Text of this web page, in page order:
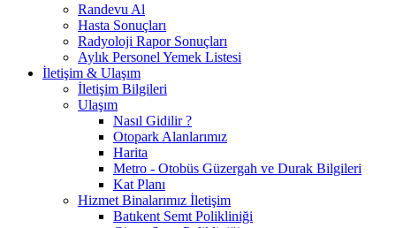
Randevu Al
Hasta Sonuçları
Radyoloji Rapor Sonuçları
Aylık Personel Yemek Listesi
İletişim & Ulaşım
İletişim Bilgileri
Ulaşım
Nasıl Gidilir ?
Otopark Alanlarımız
Harita
Metro - Otobüs Güzergah ve Durak Bilgileri
Kat Planı
Hizmet Binalarımız İletişim
Batıkent Semt Polikliniği